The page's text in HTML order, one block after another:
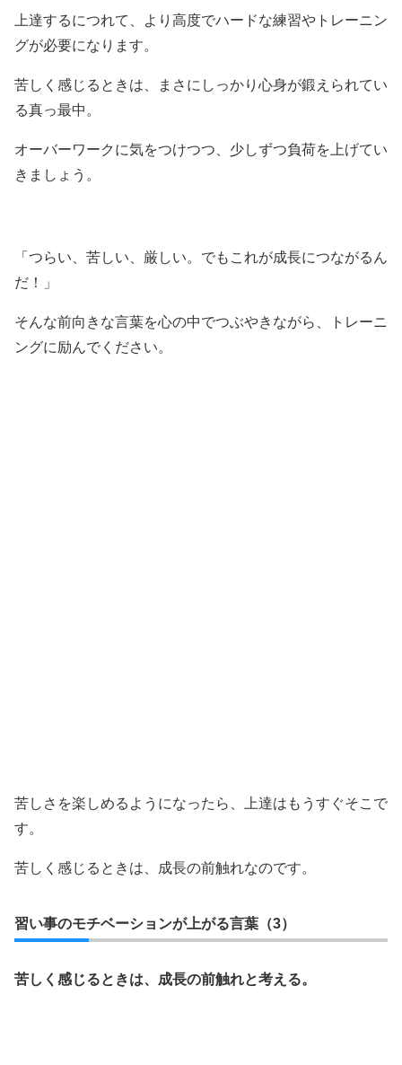
上達するにつれて、より高度でハードな練習やトレーニン
グが必要になります。
苦しく感じるときは、まさにしっかり心身が鍛えられてい
る真っ最中。
オーバーワークに気をつけつつ、少しずつ負荷を上げてい
きましょう。
「つらい、苦しい、厳しい。でもこれが成長につながるん
だ！」
そんな前向きな言葉を心の中でつぶやきながら、トレーニ
ングに励んでください。
苦しさを楽しめるようになったら、上達はもうすぐそこで
す。
苦しく感じるときは、成長の前触れなのです。
習い事のモチベーションが上がる言葉（3）
苦しく感じるときは、成長の前触れと考える。